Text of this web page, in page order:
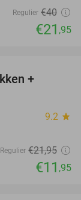
Regulier €40
€21 ,95
+
9.2 star
Regulier €21,95
€11 ,95